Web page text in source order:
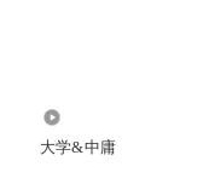
大学&中庸